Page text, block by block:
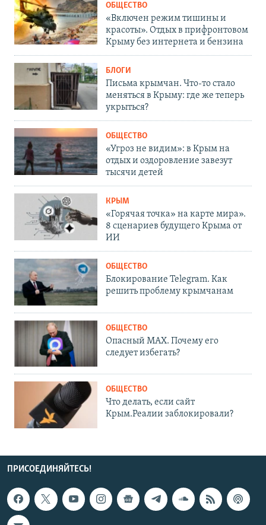
ОБЩЕСТВО
«Включен режим тишины и
красоты». Отдых в прифронтовом
Крыму без интернета и бензина
БЛОГИ
Письма крымчан. Что-то стало
меняться в Крыму: где же теперь
укрыться?
ОБЩЕСТВО
«Угроз не видим»: в Крым на
отдых и оздоровление завезут
тысячи детей
КРЫМ
«Горячая точка» на карте мира».
8 сценариев будущего Крыма от
ИИ
ОБЩЕСТВО
Блокирование Telegram. Как
решить проблему крымчанам
ОБЩЕСТВО
Опасный MAX. Почему его
следует избегать?
ОБЩЕСТВО
Что делать, если сайт
Крым.Реалии заблокировали?
ПРИСОЕДИНЯЙТЕСЬ!